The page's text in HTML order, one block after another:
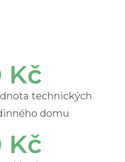
Kč
technických
domu
Kč